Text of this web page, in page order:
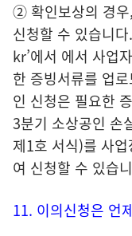
② 확인보상의 경우
신청할 수 있습니
kr’에서 에서 사업
한 증빙서류를 업
인 신청은 필요한
3분기 소상공인 손
제1호 서식)를 사업
여 신청할 수 있습
11. 이의신청은 언